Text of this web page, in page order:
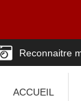
Reconnaitre
ACCUEIL